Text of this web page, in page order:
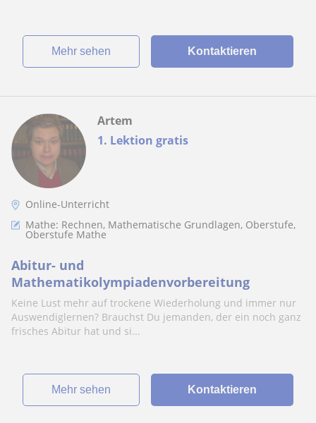
Mehr sehen Kontaktieren
1. Lektion gratis
Artem
Online-Unterricht
Mathe: Rechnen, Mathematische Grundlagen, Oberstufe,
Oberstufe Mathe
Abitur- und
Mathematikolympiadenvorbereitung
Keine Lust mehr auf trockene Wiederholung und immer nur
Auswendiglernen? Brauchst Du jemanden, der ein noch ganz
frisches Abitur hat und si...
Mehr sehen Kontaktieren